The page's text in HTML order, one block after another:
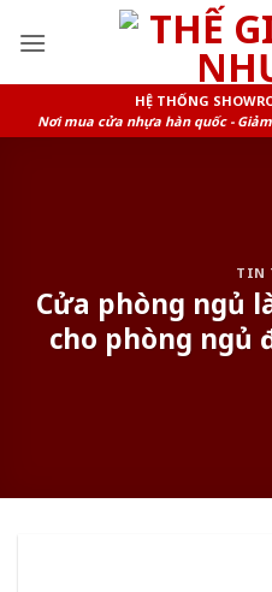
HỆ THỐNG
Nơi mua cửa nhựa hàn quốc -
TIN
Cửa phòng ngủ
cho phòng ngủ